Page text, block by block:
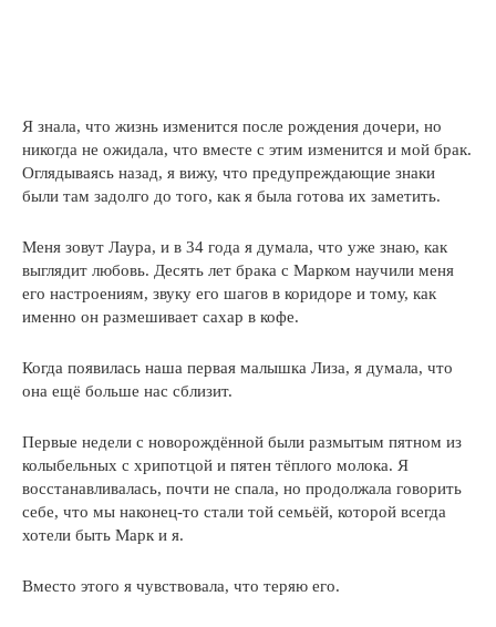
Я знала, что жизнь изменится после рождения дочери, но
никогда не ожидала, что вместе с этим изменится и мой брак.
Оглядываясь назад, я вижу, что предупреждающие знаки
были там задолго до того, как я была готова их заметить.
Меня зовут Лаура, и в 34 года я думала, что уже знаю, как
выглядит любовь. Десять лет брака с Марком научили меня
его настроениям, звуку его шагов в коридоре и тому, как
именно он размешивает сахар в кофе.
Когда появилась наша первая малышка Лиза, я думала, что
она ещё больше нас сблизит.
Первые недели с новорождённой были размытым пятном из
колыбельных с хрипотцой и пятен тёплого молока. Я
восстанавливалась, почти не спала, но продолжала говорить
себе, что мы наконец-то стали той семьёй, которой всегда
хотели быть Марк и я.
Вместо этого я чувствовала, что теряю его.